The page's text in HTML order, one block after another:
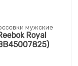
мужские
Royal